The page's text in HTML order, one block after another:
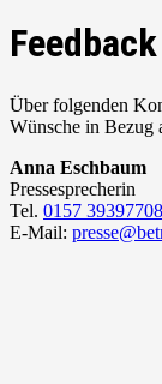
Über folgenden
Wünsche in Bezug
Anna Eschbaum
Pressesprecherin
Tel. 0157 39397708
E-Mail: